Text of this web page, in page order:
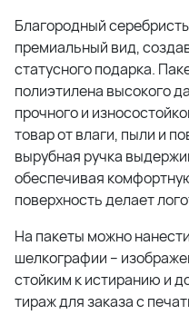
Благородный
премиальный вид,
статусного подарка.
полиэтилена высокого
прочного и
товар от влаги, пыли и
вырубная ручка
обеспечивая
поверхность делает
На пакеты можно
шелкографии –
стойким к истиранию и
тираж для заказа с